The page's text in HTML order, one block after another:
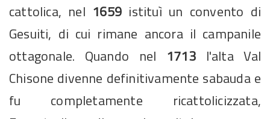
cattolica, nel 1659 istituì un convento di
Gesuiti, di cui rimane ancora il campanile
ottagonale. Quando nel 1713l'alta Val
Chisone divenne definitivamente sabauda e
fu completamente ricattolicizzata,